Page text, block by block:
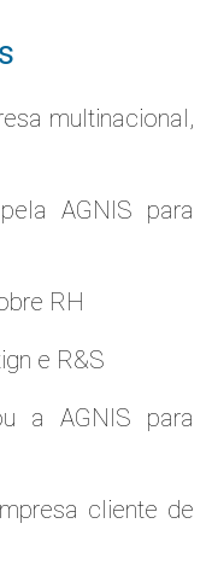
multinacional,
AGNIS para
RH
e R&S
a AGNIS para
cliente de